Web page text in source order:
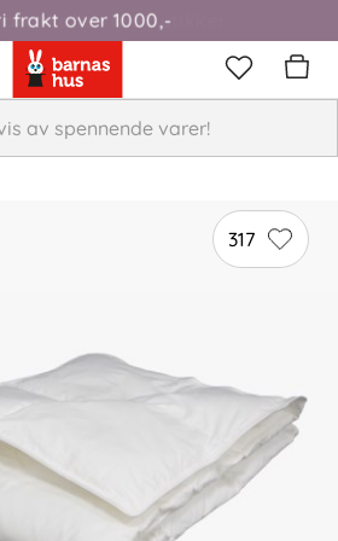
frakt over 1000,-
317